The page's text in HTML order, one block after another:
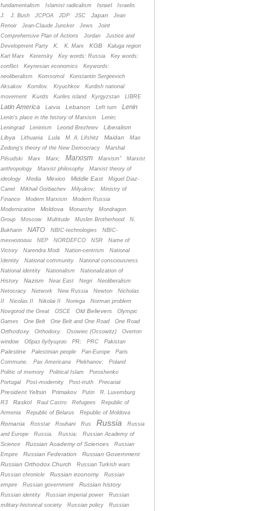
fundamentalism
Islamist radicalism Israel
Israelis
J.
J. Bush JCPOA JDP JSC Japan
Jean
Renoir
Jean-Claude Juncker Jews
Joint
Comprehensive Plan of Actions
Jordan
Justice and
Development Party
K. K. Marx KGB
Kaluga region
Karl Marx
Kerensky Key words: Russia
Key words:
conflict
Keynesian economics
Keywords:
neoliberalism
Komsomol
Konstantin Sergeevich
Aksakov
Kornilov. Kryuchkov
Kurdish national
movement
Kurds Kuriles island Kyrgyzstan LIBRE
Latin America Latvia Lebanon Left turn Lenin
Lenin's place in the history of Marxism
Lenin;
Leningrad
Leninism Leonid Brezhnev
Liberalism
Libya
Lithuania Lula M. A. Lifshitz Maidan
Mao
Zedong's theory of the New Democracy
Marshal
Pilsudski
Marx Marx; Marxism Marxism”
Marxist
anthropology
Marxist philosophy
Marxist theory of
ideology
Media Mexico Middle East
Miguel Diaz-
Canel
Mikhail Gorbachev Milyukov;
Ministry of
Finance
Modern Marxism
Modern Russia
Modernization
Moldova Monarchy
Mondragon
Group
Moscow Multitude Muslim Brotherhood
N.
Bukharin
NATO NBIC-technologies
NBIC-
технологии
NEP NORDEFCO NSR
Name of
Victory
Narendra Modi Nation-centrism
National
Identity
National community
National consciousness
National identity
Nationalism
Nationalization of
History
Nazism Near East Negri
Neoliberalism
Netocracy
Network New Russia Newton
Nicholas
II
Nicolas II Nikolai II Noriega
Norman problem
Novgorod the Great
OSCE Old Believers
Olympic
Games
One Belt One Belt and One Road One Road
Orthodoxy Orthodoxy. Osowiec (Ossowitz)
Overton
window
Oбраз будущего PR; PRC Pakistan
Palestine Palestinian people Pan-Europe
Paris
Commune.
Pax Americana Plekhanov;
Poland
Politic of memory
Political Islam
Poroshenko
Portugal
Post-modernity Post-truth Precariat
President Yeltsin Primakov Putin
R. Luxemburg
R3
Raskol Raul Castro Refugees
Republic of
Armenia
Republic of Belarus Republic of Moldova
Romania Rosstat Rouhani Rus Russia
Russia
and Europe
Russia. Russia;
Russian Academy of
Science
Russian Academy of Sciences
Russian
Empire
Russian Federation
Russian Government
Russian Orthodox Church
Russian Turkish wars
Russian chronicle
Russian economy
Russian
empire
Russian government Russian history
Russian identity Russian imperial power
Russian
military-historical society
Russian policy Russian